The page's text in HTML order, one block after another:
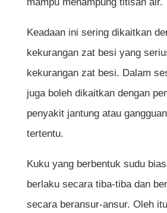
Keadaan ini sering dikaitkan
kekurangan zat besi yang
kekurangan zat besi. Dalam
juga boleh dikaitkan dengan
penyakit jantung atau
tertentu.
Kuku yang berbentuk sudu
berlaku secara tiba-tiba dan
secara beransur-ansur. Oleh